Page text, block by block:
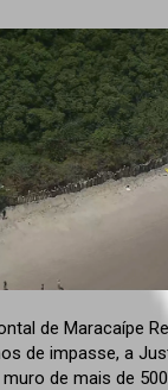
de Maracaípe
de impasse, a
de mais de